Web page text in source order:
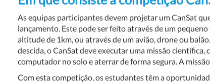
As equipas participantes devem projetar um CanSat
lançamento. Este pode ser feito através de um
altitude de 1km, ou através de um avião, drone ou
descida, o CanSat deve executar uma missão científica,
computador no solo e aterrar de forma segura. A
Com esta competição, os estudantes têm a